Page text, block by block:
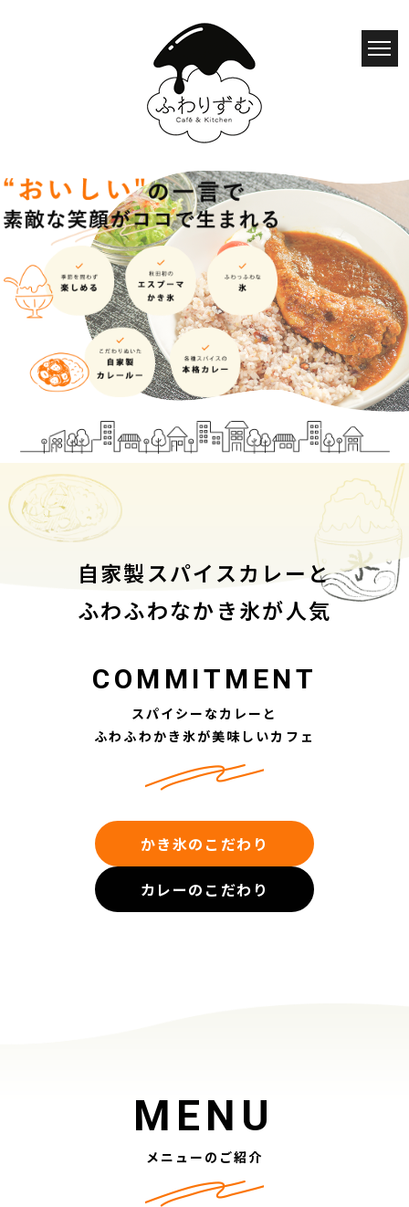
自家製スパイスカレーと
​​​​​​​ふわふわなかき氷が人気
COMMITMENT
スパイシーなカレーと
ふわふわかき氷が美味しいカフェ
かき氷のこだわり
カレーのこだわり
MENU
メニューのご紹介